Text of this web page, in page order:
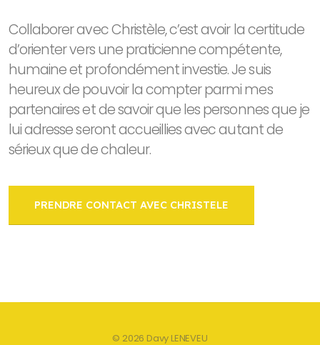
Collaborer avec Christèle, c’est avoir la certitude
d’orienter vers une praticienne compétente,
humaine et profondément investie. Je suis
heureux de pouvoir la compter parmi mes
partenaires et de savoir que les personnes que je
lui adresse seront accueillies avec autant de
sérieux que de chaleur.
PRENDRE CONTACT AVEC CHRISTELE
© 2026 Davy LENEVEU